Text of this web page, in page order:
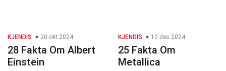
KJENDIS 20 okt 2024
28 Fakta Om Albert
Einstein
KJENDIS 10 des 2024
25 Fakta Om
Metallica